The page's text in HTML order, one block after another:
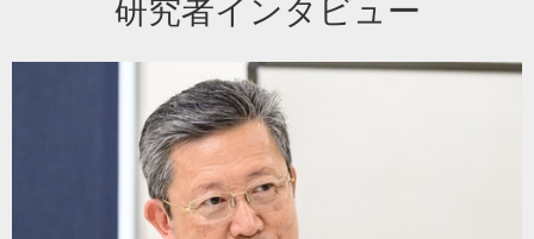
研究者インタビュー